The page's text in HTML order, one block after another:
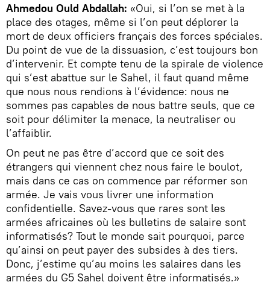
Ahmedou Ould Abdallah: «Oui, si l’on se met à la
place des otages, même si l’on peut déplorer la
mort de deux officiers français des forces spéciales.
Du point de vue de la dissuasion, c’est toujours bon
d’intervenir. Et compte tenu de la spirale de violence
qui s’est abattue sur le Sahel, il faut quand même
que nous nous rendions à l’évidence: nous ne
sommes pas capables de nous battre seuls, que ce
soit pour délimiter la menace, la neutraliser ou
l’affaiblir.
On peut ne pas être d’accord que ce soit des
étrangers qui viennent chez nous faire le boulot,
mais dans ce cas on commence par réformer son
armée. Je vais vous livrer une information
confidentielle. Savez-vous que rares sont les
armées africaines où les bulletins de salaire sont
informatisés? Tout le monde sait pourquoi, parce
qu’ainsi on peut payer des subsides à des tiers.
Donc, j’estime qu’au moins les salaires dans les
armées du G5 Sahel doivent être informatisés.»